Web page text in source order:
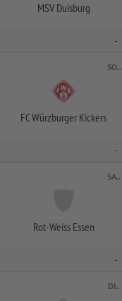
MSV Duisburg
-
SO..
FC Würzburger Kickers
-
SA..
Rot-Weiss Essen
-
DI..